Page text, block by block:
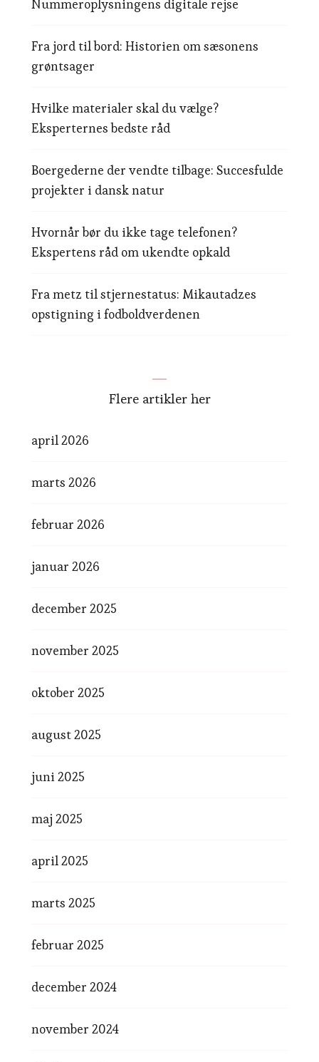
Nummeroplysningens digitale rejse
Fra jord til bord: Historien om sæsonens
grøntsager
Hvilke materialer skal du vælge?
Eksperternes bedste råd
Boergederne der vendte tilbage: Succesfulde
projekter i dansk natur
Hvornår bør du ikke tage telefonen?
Ekspertens råd om ukendte opkald
Fra metz til stjernestatus: Mikautadzes
opstigning i fodboldverdenen
Flere artikler her
april 2026
marts 2026
februar 2026
januar 2026
december 2025
november 2025
oktober 2025
august 2025
juni 2025
maj 2025
april 2025
marts 2025
februar 2025
december 2024
november 2024